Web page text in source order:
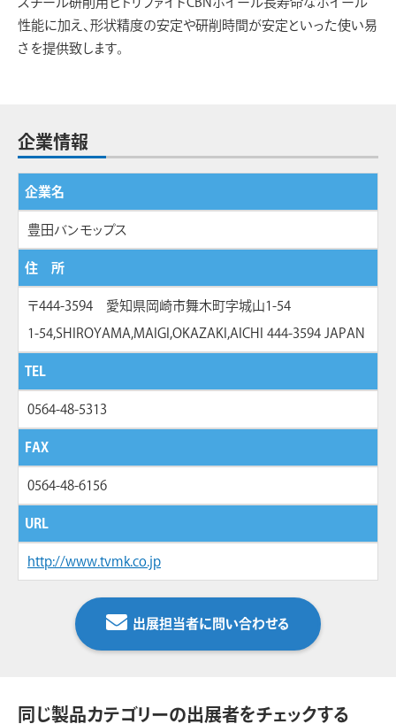
性能に加え、形状精度の安定や研削時間が安定といった使い易
さを提供致します。
企業情報
企業名
豊田バンモップス
住 所
〒444-3594 愛知県岡崎市舞木町字城山1-54
1-54,SHIROYAMA,MAIGI,OKAZAKI,AICHI 444-3594 JAPAN
TEL
0564-48-5313
FAX
0564-48-6156
URL
http://www.tvmk.co.jp
出展担当者に問い合わせる
同じ製品カテゴリーの出展者をチェックする